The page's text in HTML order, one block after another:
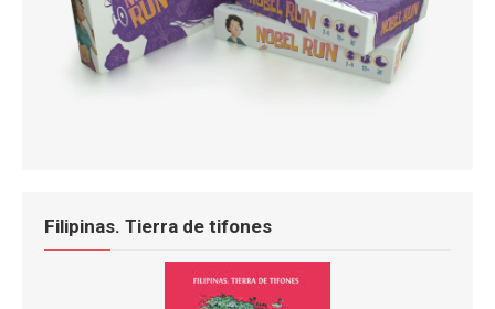
Filipinas. Tierra de tifones